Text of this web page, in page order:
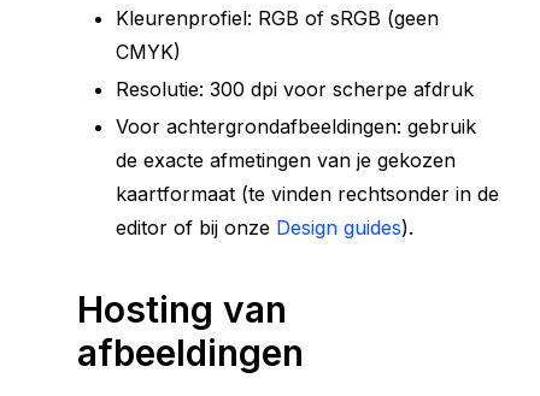
Kleurenprofiel: RGB of sRGB (geen
CMYK)
Resolutie: 300 dpi voor scherpe afdruk
Voor achtergrondafbeeldingen: gebruik
de exacte afmetingen van je gekozen
kaartformaat (te vinden rechtsonder in de
editor of bij onze Design guides).
Hosting van
afbeeldingen